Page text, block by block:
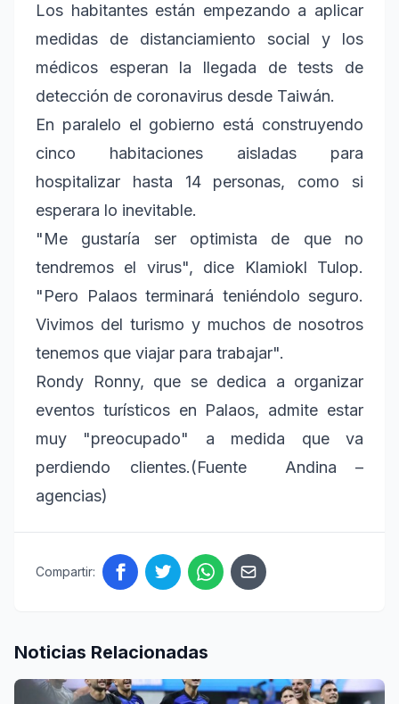
Los habitantes están empezando a aplicar
medidas de distanciamiento social y los
médicos esperan la llegada de tests de
detección de coronavirus desde Taiwán.
En paralelo el gobierno está construyendo
cinco habitaciones aisladas para
hospitalizar hasta 14 personas, como si
esperara lo inevitable.
"Me gustaría ser optimista de que no
tendremos el virus", dice Klamiokl Tulop.
"Pero Palaos terminará teniéndolo seguro.
Vivimos del turismo y muchos de nosotros
tenemos que viajar para trabajar".
Rondy Ronny, que se dedica a organizar
eventos turísticos en Palaos, admite estar
muy "preocupado" a medida que va
perdiendo clientes.(Fuente Andina –
agencias)
Compartir:
Noticias Relacionadas